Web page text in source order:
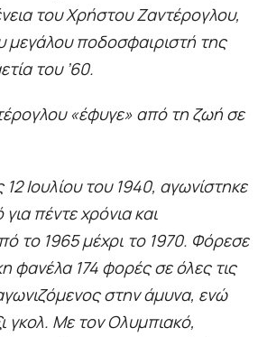
του Χρήστου Ζαντέρογλου,
μεγάλου ποδοσφαιριστή της
του ’60.
«έφυγε» από τη ζωή σε
12 Ιουλίου του 1940, αγωνίστηκε
πέντε χρόνια και
το 1965 μέχρι το 1970. Φόρεσε
φανέλα 174 φορές σε όλες τις
στην άμυνα, ενώ
γκολ. Με τον Ολυμπιακό,